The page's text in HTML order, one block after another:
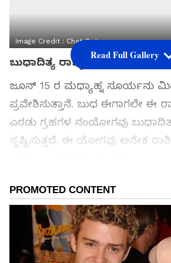
Image Credit : Chat Gpt
ಬುಧಾದಿತ್ಯ ರಾಜ್ಯಯೋಗ
ಜೂನ್ 15 ರ ಮಧ್ಯಾಹ್ನ ಸೂರ್ಯನು
ಪ್ರವೇಶಿಸುತ್ತಾನೆ. ಬುಧ ಈಗಾಗಲೇ ಈ
ಎರಡು ಗ್ರಹಗಳ ಸಂಯೋಗವು
ಸೃಷ್ಟಿಸುತ್ತದೆ. ಈ ಯೋಗವು ಅನೇಕ
ಸಮಗ್ರ ಸುದ್ದಿ ಮೂಲವನ್ನಾಗಿ asianet
ಆಯ್ಕೆ ಮಾಡಿಕೊಳ್ಳಿ
Read Full Gallery